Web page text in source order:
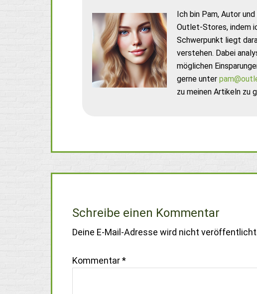
Ich bin Pam, Autor
Outlet-Stores, indem
Schwerpunkt liegt
verstehen. Dabei
möglichen
gerne unter
zu meinen Artikeln zu
Schreibe einen Kommentar
Deine E-Mail-Adresse wird nicht
Kommentar*